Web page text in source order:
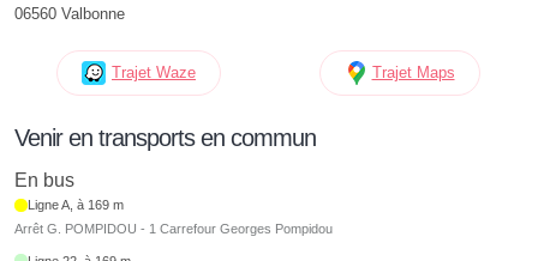
06560 Valbonne
Trajet Waze Trajet Maps
Venir en transports en commun
En bus
Ligne A, à 169 m
Arrêt G. POMPIDOU - 1 Carrefour Georges Pompidou